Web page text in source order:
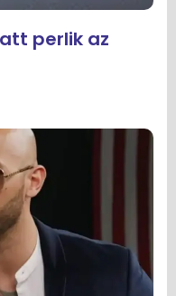
perlik az